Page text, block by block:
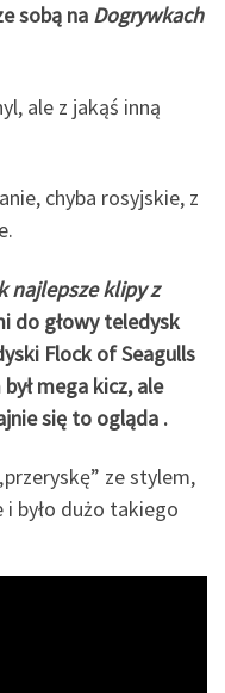
sobą na Dogrywkach
ale z jakąś inną
chyba rosyjskie, z
najlepsze klipy z
do głowy teledysk
Flock of Seagulls
mega kicz, ale
się to ogląda .
ze stylem,
było dużo takiego